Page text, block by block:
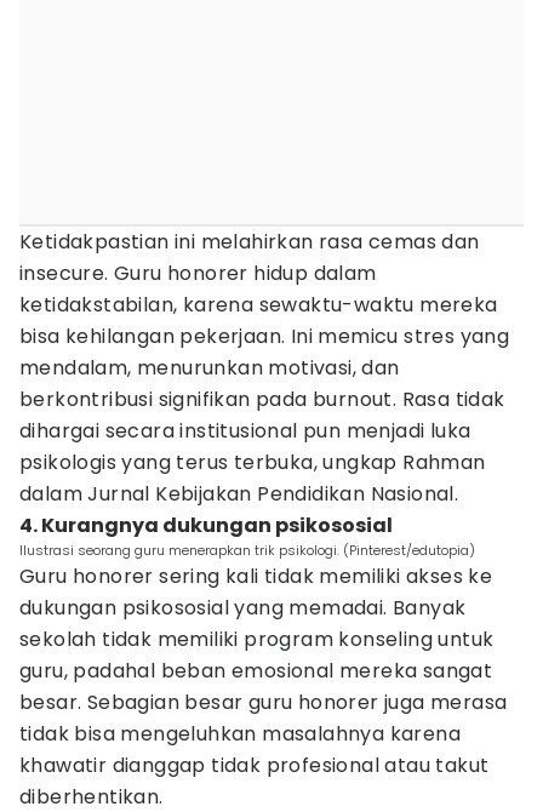
Ketidakpastian ini melahirkan rasa cemas dan
insecure. Guru honorer hidup dalam
ketidakstabilan, karena sewaktu-waktu mereka
bisa kehilangan pekerjaan. Ini memicu stres yang
mendalam, menurunkan motivasi, dan
berkontribusi signifikan pada burnout. Rasa tidak
dihargai secara institusional pun menjadi luka
psikologis yang terus terbuka, ungkap Rahman
dalam Jurnal Kebijakan Pendidikan Nasional.
4. Kurangnya dukungan psikososial
Ilustrasi seorang guru menerapkan trik psikologi. (Pinterest/edutopia)
Guru honorer sering kali tidak memiliki akses ke
dukungan psikososial yang memadai. Banyak
sekolah tidak memiliki program konseling untuk
guru, padahal beban emosional mereka sangat
besar. Sebagian besar guru honorer juga merasa
tidak bisa mengeluhkan masalahnya karena
khawatir dianggap tidak profesional atau takut
diberhentikan.